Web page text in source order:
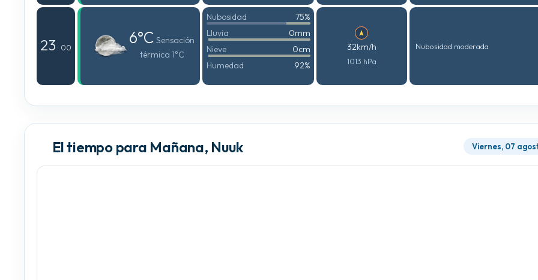
23 : 00 6°C Sensación
térmica 1°C
Nubosidad
75%
Lluvia
0mm
Nieve
0cm
Humedad
92%
32km/h
1013 hPa
Nubosidad moderada
El tiempo para Mañana, Nuuk Viernes, 07